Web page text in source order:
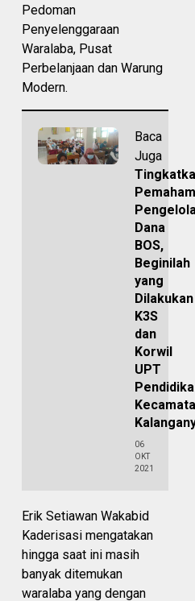
Pedoman
Penyelenggaraan
Waralaba, Pusat
Perbelanjaan dan Warung
Modern.
Baca
Juga
Dana
BOS,
Beginilah
yang
Dilakukan
K3S
dan
Korwil
UPT
06
OKT
2021
Erik Setiawan Wakabid
Kaderisasi mengatakan
hingga saat ini masih
banyak ditemukan
waralaba yang dengan